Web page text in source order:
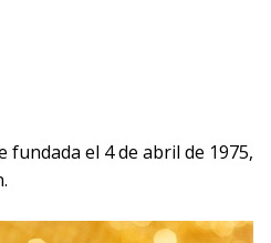
el 4 de abril de 1975,